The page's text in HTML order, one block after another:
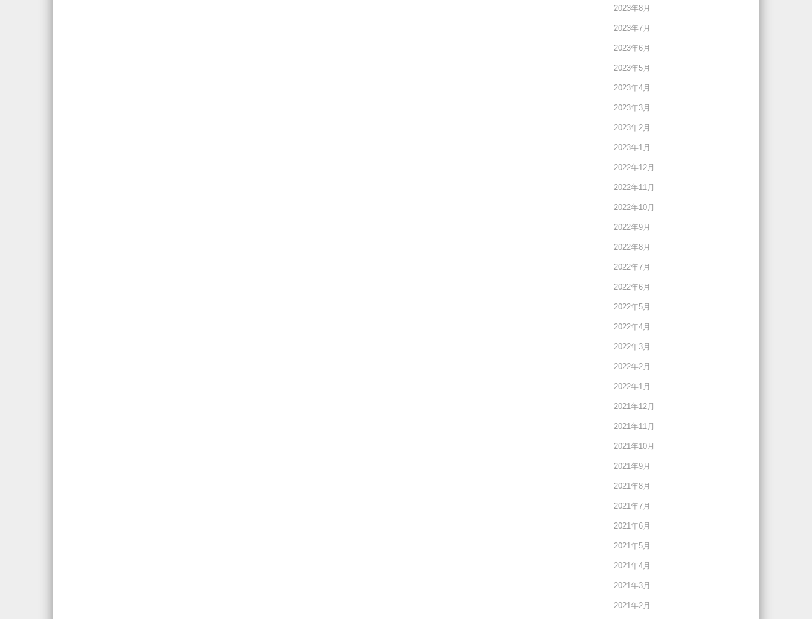
2023年8月
2023年7月
2023年6月
2023年5月
2023年4月
2023年3月
2023年2月
2023年1月
2022年12月
2022年11月
2022年10月
2022年9月
2022年8月
2022年7月
2022年6月
2022年5月
2022年4月
2022年3月
2022年2月
2022年1月
2021年12月
2021年11月
2021年10月
2021年9月
2021年8月
2021年7月
2021年6月
2021年5月
2021年4月
2021年3月
2021年2月